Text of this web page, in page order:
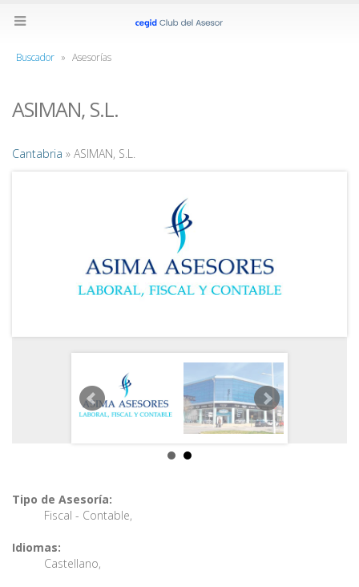
Buscador » Asesorías
ASIMAN, S.L.
Cantabria » ASIMAN, S.L.
Tipo de Asesoría:
Fiscal - Contable,
Idiomas:
Castellano,